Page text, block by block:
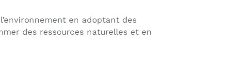
en adoptant des
des ressources naturelles et en